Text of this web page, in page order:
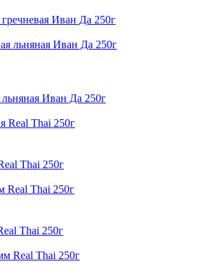
Иван Да 250г
льняная Иван Да 250г
Thai 250г
Thai 250г